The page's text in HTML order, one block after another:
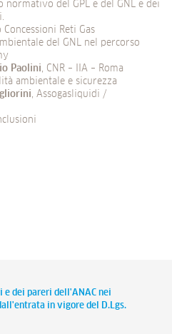
normativo del GPL e del GNL e dei
Concessioni Reti Gas
del GNL nel percorso
Paolini, CNR – IIA – Roma
ambientale e sicurezza
, Assogasliquidi /
dei pareri dell'ANAC nei
in vigore del D.Lgs.